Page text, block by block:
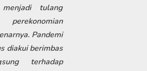
tulang
Pandemi
diakui berimbas
terhadap